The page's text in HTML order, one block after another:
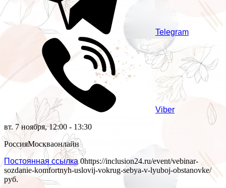
Telegram
Viber
вт. 7 ноября, 12:00 - 13:30
РоссияМоскваонлайн
Постоянная ссылка 0https://inclusion24.ru/event/vebinar-
sozdanie-komfortnyh-uslovij-vokrug-sebya-v-lyuboj-obstanovke/
руб.